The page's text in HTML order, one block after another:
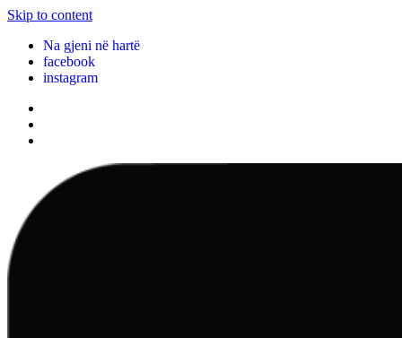
Skip to content
Na gjeni në hartë
facebook
instagram